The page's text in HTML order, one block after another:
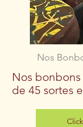
Nos
Nos
de 45 sortes